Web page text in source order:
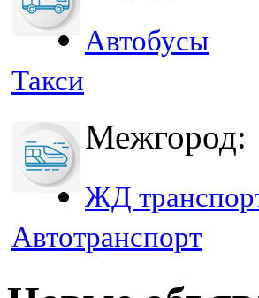
Автобусы
Такси
Межгород:
ЖД
Автотранспорт